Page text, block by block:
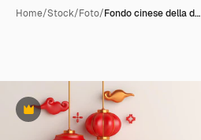
Home/Stock/Foto/Fondo cinese della d…
Premium